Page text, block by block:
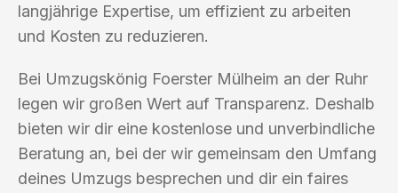
langjährige Expertise, um effizient zu arbeiten
und Kosten zu reduzieren.
Bei Umzugskönig Foerster Mülheim an der Ruhr
legen wir großen Wert auf Transparenz. Deshalb
bieten wir dir eine kostenlose und unverbindliche
Beratung an, bei der wir gemeinsam den Umfang
deines Umzugs besprechen und dir ein faires